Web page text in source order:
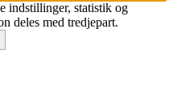
indstillinger, statistik og
deles med tredjepart.